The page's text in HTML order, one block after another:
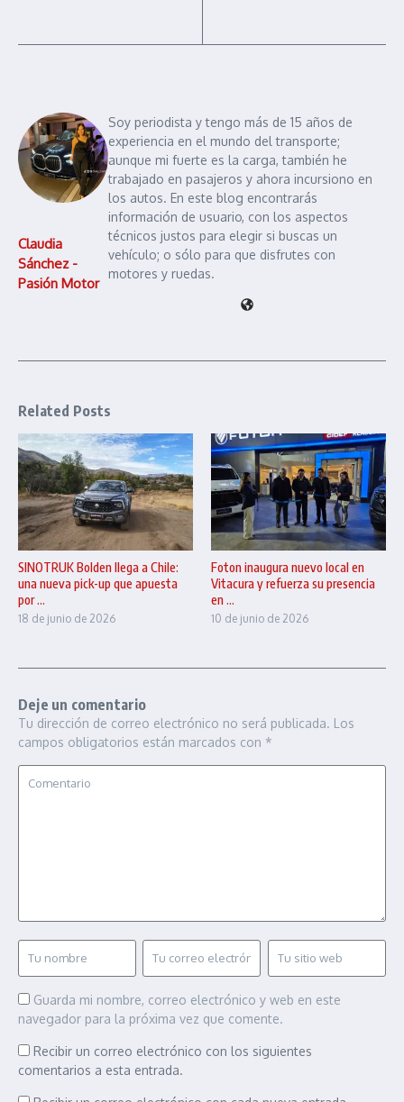
Claudia
Sánchez -
Pasión Motor
Soy periodista y tengo más de 15 años de
experiencia en el mundo del transporte;
aunque mi fuerte es la carga, también he
trabajado en pasajeros y ahora incursiono en
los autos. En este blog encontrarás
información de usuario, con los aspectos
técnicos justos para elegir si buscas un
vehículo; o sólo para que disfrutes con
motores y ruedas.
Related Posts
SINOTRUK Bolden llega a Chile:
una nueva pick-up que apuesta
por ...
18 de junio de 2026
Foton inaugura nuevo local en
Vitacura y refuerza su presencia
en ...
10 de junio de 2026
Deje un comentario
Tu dirección de correo electrónico no será publicada. Los
campos obligatorios están marcados con *
Guarda mi nombre, correo electrónico y web en este
navegador para la próxima vez que comente.
Recibir un correo electrónico con los siguientes
comentarios a esta entrada.